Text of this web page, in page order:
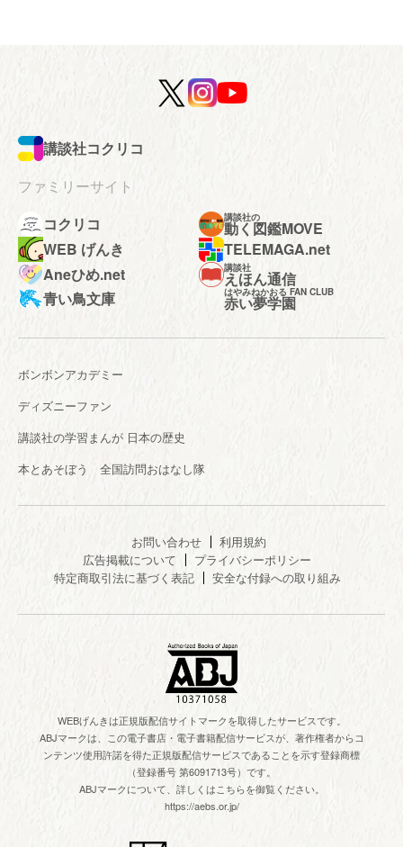
講談社コクリコ
ファミリーサイト
コクリコ
講談社の
動く図鑑MOVE
WEB げんき
TELEMAGA.net
Aneひめ.net
講談社
えほん通信
青い鳥文庫
はやみねかおる FAN CLUB
赤い夢学園
ボンボンアカデミー
ディズニーファン
講談社の学習まんが 日本の歴史
本とあそぼう 全国訪問おはなし隊
お問い合わせ
利用規約
広告掲載について
プライバシーポリシー
特定商取引法に基づく表記
安全な付録への取り組み
WEBげんきは正規版配信サイトマークを取得したサービスです。
ABJマークは、この電子書店・電子書籍配信サービスが、著作権者からコ
ンテンツ使用許諾を得た正規版配信サービスであることを示す登録商標
（登録番号 第6091713号）です。
ABJマークについて、詳しくはこちらを御覧ください。
https://aebs.or.jp/